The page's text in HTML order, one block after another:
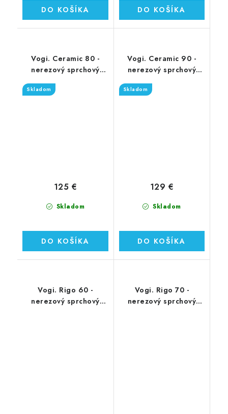
DO KOŠÍKA DO KOŠÍKA
Vogi. Ceramic 80 -
nerezový sprchový
Skladom
Skladom
125 €
DO KOŠÍKA
Vogi. Ceramic 90 -
nerezový sprchový
Skladom
Skladom
129 €
DO KOŠÍKA
Vogi. Rigo 60 -
nerezový sprchový
Vogi. Rigo 70 -
nerezový sprchový